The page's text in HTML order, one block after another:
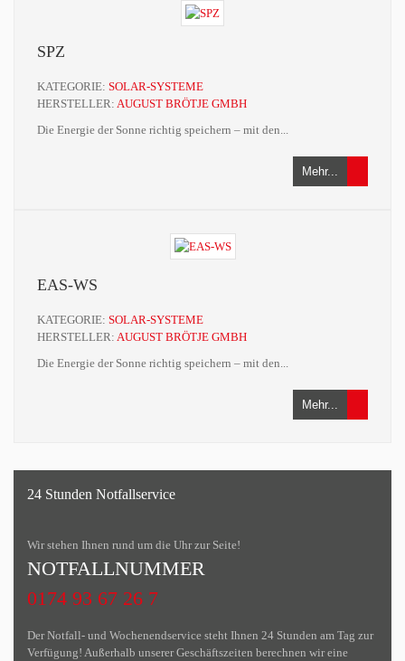
SPZ
KATEGORIE: SOLAR-SYSTEME
HERSTELLER: AUGUST BRÖTJE GMBH
Die Energie der Sonne richtig speichern – mit den...
Mehr...
EAS-WS
KATEGORIE: SOLAR-SYSTEME
HERSTELLER: AUGUST BRÖTJE GMBH
Die Energie der Sonne richtig speichern – mit den...
Mehr...
24 Stunden Notfallservice
Wir stehen Ihnen rund um die Uhr zur Seite!
NOTFALLNUMMER
0174 93 67 26 7
Der Notfall- und Wochenendservice steht Ihnen 24 Stunden am Tag zur
Verfügung! Außerhalb unserer Geschäftszeiten berechnen wir eine